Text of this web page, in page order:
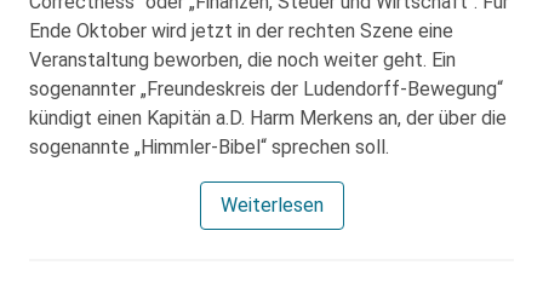
Ende Oktober wird jetzt in der rechten Szene eine
Veranstaltung beworben, die noch weiter geht. Ein
sogenannter „Freundeskreis der Ludendorff-Bewegung“
kündigt einen Kapitän a.D. Harm Merkens an, der über die
sogenannte „Himmler-Bibel“ sprechen soll.
Weiterlesen